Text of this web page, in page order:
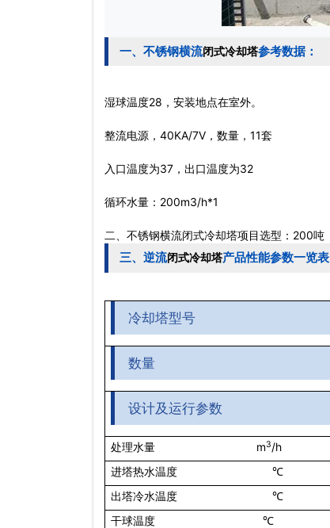
一、不锈钢横流闭式冷却塔参考数据：
湿球温度28，安装地点在室外。
整流电源，40KA/7V，数量，11套
入口温度为37，出口温度为32
循环水量：200m3/h*1
二、不锈钢横流闭式冷却塔项目选型：200吨
三、逆流闭式冷却塔产品性能参数一览表
冷却塔型号
数量
设计及运行参数
处理水量 m3/h
进塔热水温度 ℃
出塔冷水温度 ℃
干球温度 ℃